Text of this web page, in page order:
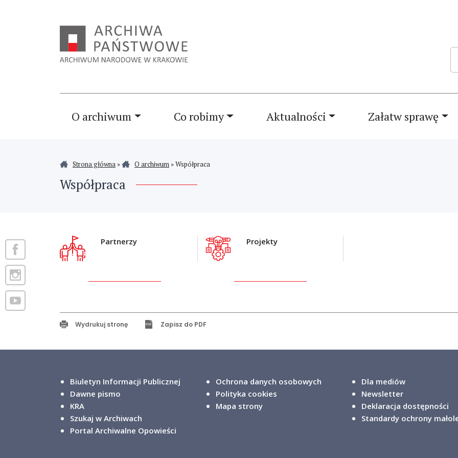
O archiwum Co robimy Aktualności Załatw sprawę
Strona główna » O archiwum »Współpraca
Współpraca
Partnerzy Projekty
Wydrukuj stronę Zapisz do PDF
Biuletyn Informacji Publicznej
Dawne pismo
KRA
Szukaj w Archiwach
Portal Archiwalne Opowieści
Ochrona danych osobowych
Polityka cookies
Mapa strony
Dla mediów
Newsletter
Deklaracja dostępności
Standardy ochrony